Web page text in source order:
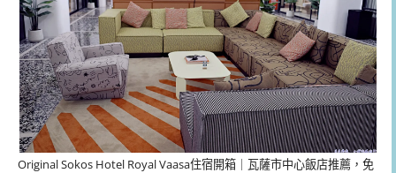
Original Sokos Hotel Royal Vaasa住宿開箱｜瓦薩市中心飯店推薦，免